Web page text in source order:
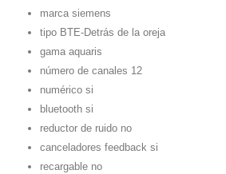
marca siemens
tipo BTE-Detrás de la oreja
gama aquaris
número de canales 12
numérico si
bluetooth si
reductor de ruido no
canceladores feedback si
recargable no